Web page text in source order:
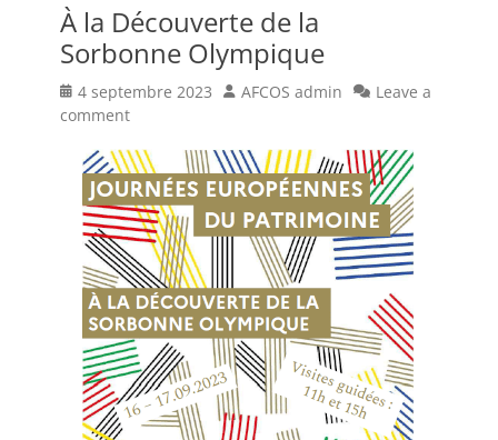
À la Découverte de la
Sorbonne Olympique
Posted
on
4 septembre 2023 Author
AFCOS admin
Leave a
comment